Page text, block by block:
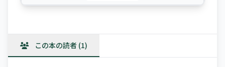
この本の読者 (1)